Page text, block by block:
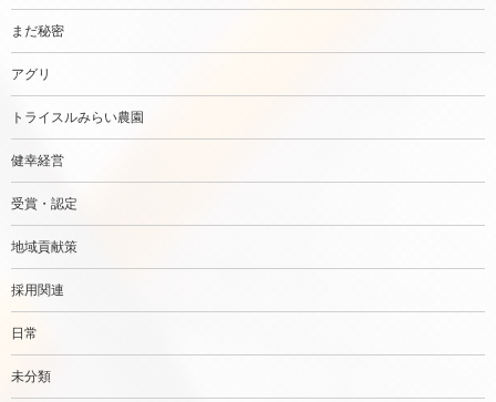
まだ秘密
アグリ
トライスルみらい農園
健幸経営
受賞・認定
地域貢献策
採用関連
日常
未分類